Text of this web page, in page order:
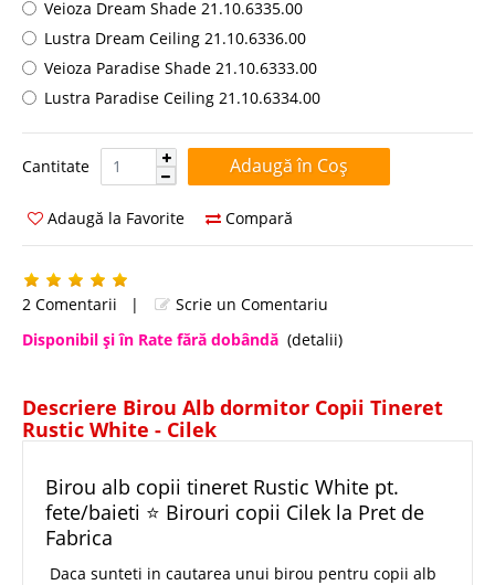
Veioza Dream Shade 21.10.6335.00
Lustra Dream Ceiling 21.10.6336.00
Veioza Paradise Shade 21.10.6333.00
Lustra Paradise Ceiling 21.10.6334.00
Cantitate Cantitate:
Adaugă la Favorite Compară
2 Comentarii |
Scrie un Comentariu
Disponibil şi în Rate fără dobândă (detalii)
Descriere Birou Alb dormitor Copii Tineret
Rustic White - Cilek
Birou alb copii tineret Rustic White pt.
fete/baieti ⭐ Birouri copii Cilek la Pret de
Fabrica
Daca sunteti in cautarea unui birou pentru copii alb